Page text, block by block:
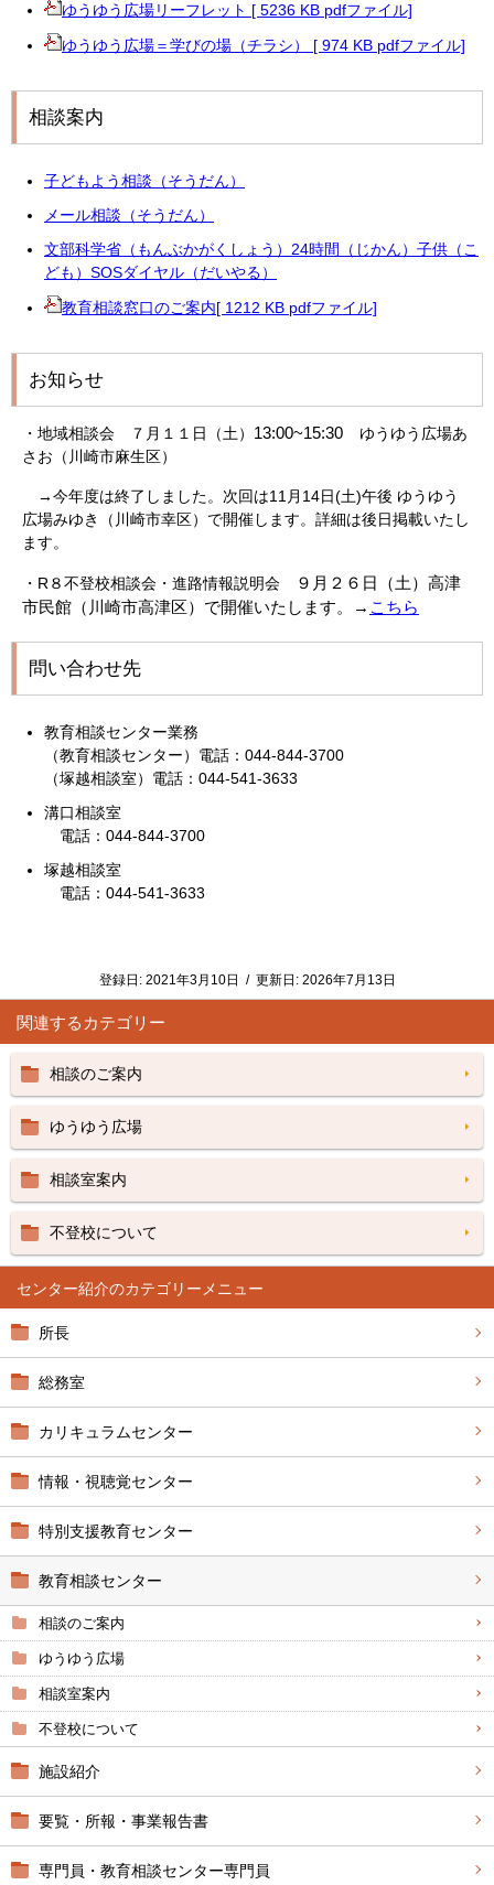
センター紹介
所長
総務室
カリキュラムセンター
情報・視聴覚センター
特別支援教育センター
教育相談センター
相談のご案内
ゆうゆう広場
相談室案内
不登校について
施設紹介
要覧・所報・事業報告書
専門員・教育相談センター専門員
ゆうゆう広場リーフレット [ 5236 KB pdfファイル]
ゆうゆう広場＝学びの場（チラシ） [ 974 KB pdfファイル]
相談案内
子どもよう相談（そうだん）
メール相談（そうだん）
文部科学省（もんぶかがくしょう）24時間（じかん）子供（こ
ども）SOSダイヤル（だいやる）
教育相談窓口のご案内[ 1212 KB pdfファイル]
お知らせ
・地域相談会 ７月１１日（土） 13:00~15:30 ゆうゆう広場あ
さお（川崎市麻生区）
→今年度は終了しました。次回は11月14日(土)午後 ゆうゆう
広場みゆき（川崎市幸区）で開催します。詳細は後日掲載いたし
ます。
・R８不登校相談会・進路情報説明会
９月２６日（土）高津
市民館 （川崎市高津区）で開催いたします。→ こちら
問い合わせ先
教育相談センター業務
（教育相談センター）電話：044-844-3700
（塚越相談室）電話：044-541-3633
溝口相談室
電話：044-844-3700
塚越相談室
電話：044-541-3633
登録日: 2021年3月10日 / 更新日: 2026年7月13日
関連するカテゴリー
相談のご案内
ゆうゆう広場
相談室案内
不登校について